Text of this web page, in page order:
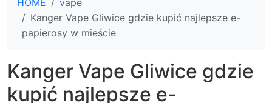
HOME
vape
Kanger Vape Gliwice gdzie kupić najlepsze e-
papierosy w mieście
Kanger Vape Gliwice gdzie
kupić najlepsze e-